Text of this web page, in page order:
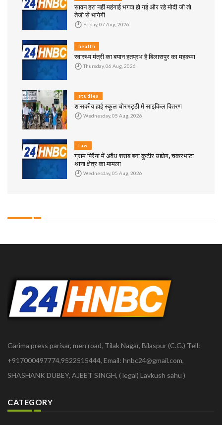
सावन हरा नहीं महंगाई भगवा हो गई और रहे मोदी जी तो
तेजी से भागेगी
Friday, 07 Aug, 2026
health
स्वास्थ्य मंत्री का बयान हतप्रभ है बिलासपुर का महकमा
Thursday, 06 Aug, 2026
studies
शासकीय हाई स्कूल चोरभट्ठी में साइकिल वितरण
Wednesday, 05 Aug, 2026
law
ग्राम पिरैया में अवैध शराब बना कुटीर उद्योग, चकरभाटा
थाना क्षेत्र का मामला
Wednesday, 05 Aug, 2026
Garima press parisar, men road, Tilak Nagar, Bilaspur (C.G.) Tell:
+917000497774,9522515444, Email: hnbc24@gmail.com,
SHASHANK DUBEY, AJEET SINGH, ( legal) Lavkush sahu )
CATEGORY